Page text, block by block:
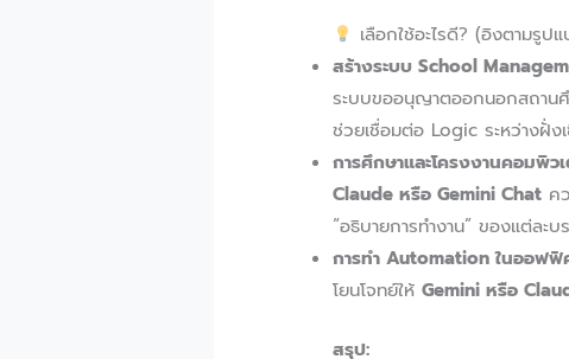
เลือกใช้อะไรดี? (อิงตามรูป
สร้างระบบ School
ระบบขออนุญาตออกนอกสถาน
ช่วยเชื่อมต่อ Logic ระหว่างฝั่ง
การศึกษาและโครงงานคอมพิว
Claude หรือ Gemini Chat ค
“อธิบายการทำงาน” ของแต่ละ
การทำ Automation ในออฟฟิ
โยนโจทย์ให้Gemini หรือ
สรุป: